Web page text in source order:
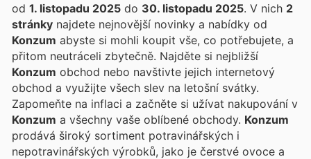
od 1. listopadu 2025 do 30. listopadu 2025 . V nich 2
stránky najdete nejnovější novinky a nabídky od
Konzum abyste si mohli koupit vše, co potřebujete, a
přitom neutráceli zbytečně. Najděte si nejbližší
Konzum obchod nebo navštivte jejich internetový
obchod a využijte všech slev na letošní svátky.
Zapomeňte na inflaci a začněte si užívat nakupování v
Konzum a všechny vaše oblíbené obchody. Konzum
prodává široký sortiment potravinářských i
nepotravinářských výrobků, jako je čerstvé ovoce a